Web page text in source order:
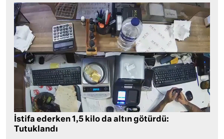
İstifa ederken 1,5 kilo da altın götürdü:
Tutuklandı